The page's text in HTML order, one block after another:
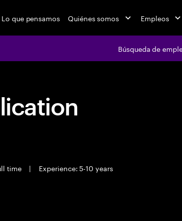
Lo que pensamos Quiénes somos Empleos
Búsqueda de
time |
Experience: 5-10 years